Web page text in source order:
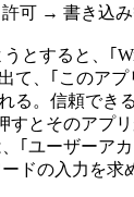
許可 → 書き込
うとすると、｢
て、｢このアプ
る。信頼でき
押すとそのア
、｢ユーザーア
ドの入力を求